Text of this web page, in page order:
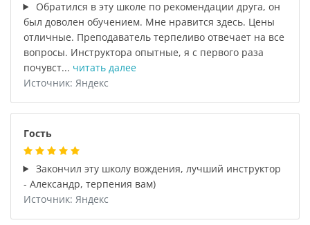
Обратился в эту школе по рекомендации друга, он
был доволен обучением. Мне нравится здесь. Цены
отличные. Преподаватель терпеливо отвечает на все
вопросы. Инструктора опытные, я с первого раза
почувст... читать далее
Источник: Яндекс
Гость
Закончил эту школу вождения, лучший инструктор
- Александр, терпения вам)
Источник: Яндекс